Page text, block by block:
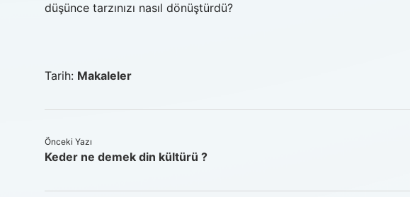
düşünce tarzınızı nasıl dönüştürdü?
Tarih: Makaleler
Önceki Yazı
Keder ne demek din kültürü ?